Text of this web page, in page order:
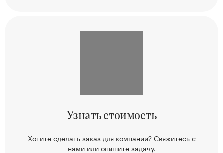
Узнатьстоимость
Хотите сделать заказ для компании? Свяжитесьс
нами или опишите задачу.